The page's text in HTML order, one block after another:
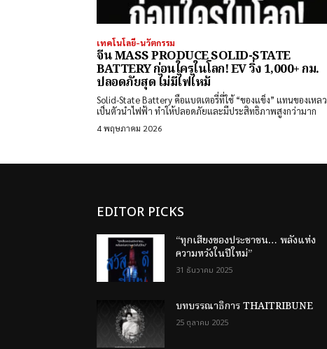
เทคโนโลยี-นวัตกรรม
จีน MASS PRODUCE SOLID-STATE
BATTERY ก่อนใครในโลก! EV วิ่ง 1,000+ กม.
ปลอดภัยสุด ไม่มีไฟไหม้
Solid-State Battery คือแบตเตอรี่ที่ใช้ “ของแข็ง” แทนของเหลว
เป็นตัวนำไฟฟ้า ทำให้ปลอดภัยและมีประสิทธิภาพสูงกว่ามาก
4 พฤษภาคม 2026
EDITOR PICKS
“ทุกเสียงของประชาชน… พลังแห่ง
ความหวังในปีใหม่”
31 ธันวาคม 2025
บทบรรณาธิการ THAITRIBUNE
25 ตุลาคม 2025